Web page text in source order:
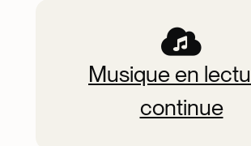
Musique en
continue